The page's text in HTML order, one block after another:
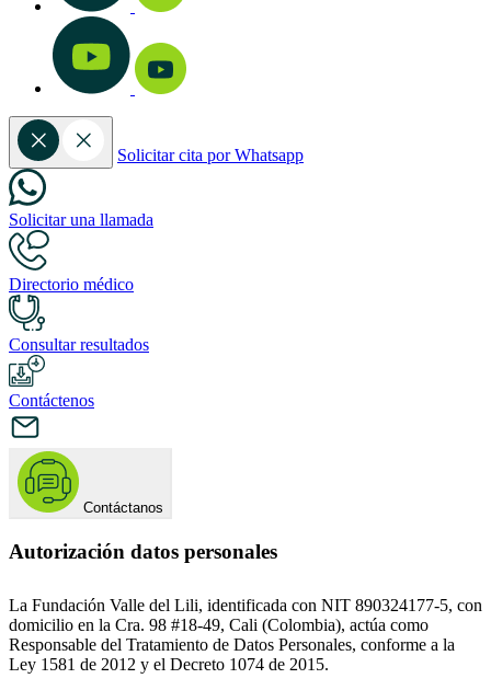
Solicitar cita por Whatsapp
Solicitar una llamada
Directorio médico
Consultar resultados
Contáctenos
Contáctanos
Autorización datos personales
La Fundación Valle del Lili, identificada con NIT 890324177-5, con
domicilio en la Cra. 98 #18-49, Cali (Colombia), actúa como
Responsable del Tratamiento de Datos Personales, conforme a la
Ley 1581 de 2012 y el Decreto 1074 de 2015.